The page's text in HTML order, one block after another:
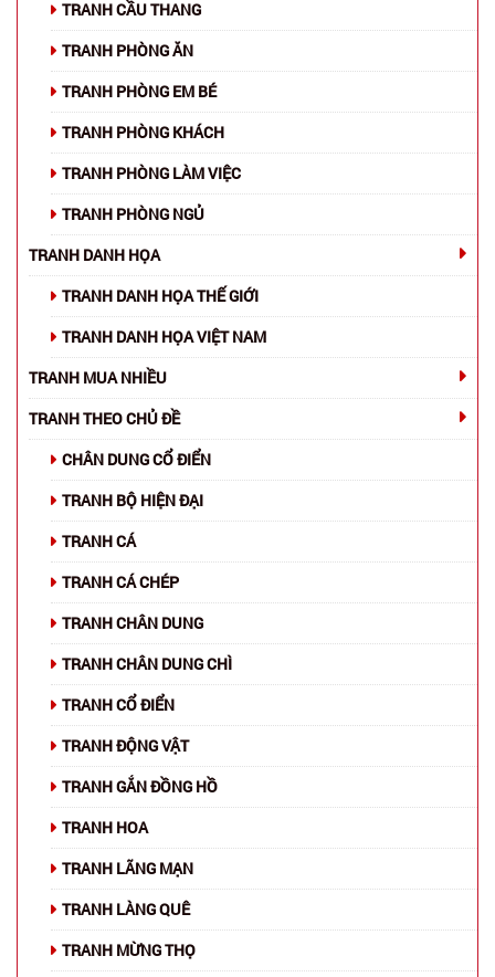
TRANH CẦU THANG
TRANH PHÒNG ĂN
TRANH PHÒNG EM BÉ
TRANH PHÒNG KHÁCH
TRANH PHÒNG LÀM VIỆC
TRANH PHÒNG NGỦ
TRANH DANH HỌA
TRANH DANH HỌA THẾ GIỚI
TRANH DANH HỌA VIỆT NAM
TRANH MUA NHIỀU
TRANH THEO CHỦ ĐỀ
CHÂN DUNG CỔ ĐIỂN
TRANH BỘ HIỆN ĐẠI
TRANH CÁ
TRANH CÁ CHÉP
TRANH CHÂN DUNG
TRANH CHÂN DUNG CHÌ
TRANH CỔ ĐIỂN
TRANH ĐỘNG VẬT
TRANH GẮN ĐỒNG HỒ
TRANH HOA
TRANH LÃNG MẠN
TRANH LÀNG QUÊ
TRANH MỪNG THỌ